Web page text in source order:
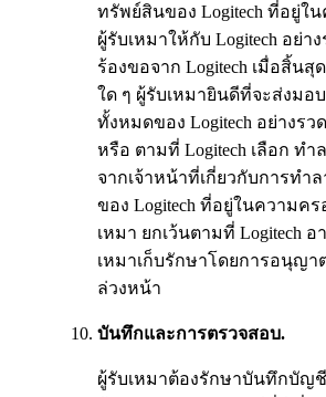
ทรัพย์สินของ Logitech ที่อยู่ใ
ผู้รับเหมาให้กับ Logitech อย่า
ร้องขอจาก Logitech เมื่อสิ้นสุ
ใด ๆ ผู้รับเหมายินดีที่จะส่งมอ
ทั้งหมดของ Logitech อย่างรว
หรือ ตามที่ Logitech เลือก ทำ
จากเจ้าหน้าที่เกี่ยวกับการทำ
ของ Logitech ที่อยู่ในความค
เหมา ยกเว้นตามที่ Logitech
เหมาเก็บรักษาโดยการอนุญ
ล่วงหน้า
บันทึกและการตรวจสอบ.
ผู้รับเหมาต้องรักษาบันทึกบัญ